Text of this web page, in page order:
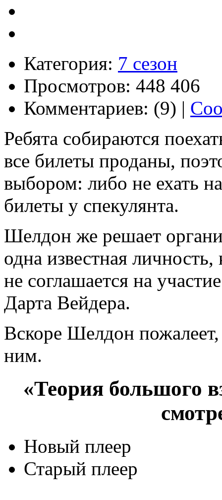
Категория: 7 сезон
Просмотров: 448 406
Комментариев: (9) |
Ребята собираются
все билеты проданы,
выбором: либо не ехать
билеты у спекулянта.
Шелдон же решает
одна известная
не соглашается на
Дарта Вейдера.
Вскоре Шелдон пожалеет,
ним.
«Теория большого
Новый плеер
Старый плеер